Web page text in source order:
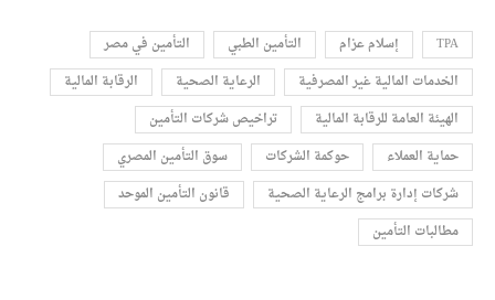
TPA إسلام عزام التأمين الطبي
التأمين في مصر
الخدمات المالية غير المصرفية
الرعاية الصحية
الرقابة المالية
الهيئة العامة للرقابة المالية
تراخيص شركات التأمين
حماية العملاء
حوكمة الشركات
سوق التأمين المصري
شركات إدارة برامج الرعاية الصحية
قانون التأمين الموحد
مطالبات التأمين